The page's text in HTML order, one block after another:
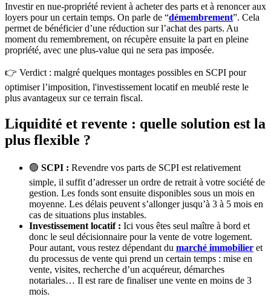
Investir en nue-propriété revient à acheter des parts et à renoncer aux
loyers pour un certain temps. On parle de “démembrement”. Cela
permet de bénéficier d’une réduction sur l’achat des parts. Au
moment du remembrement, on récupère ensuite la part en pleine
propriété, avec une plus-value qui ne sera pas imposée.
👉 Verdict : malgré quelques montages possibles en SCPI pour
optimiser l’imposition, l'investissement locatif en meublé reste le
plus avantageux sur ce terrain fiscal.
Liquidité et revente : quelle solution est la
plus flexible ?
🟢 SCPI : Revendre vos parts de SCPI est relativement
simple, il suffit d’adresser un ordre de retrait à votre société de
gestion. Les fonds sont ensuite disponibles sous un mois en
moyenne. Les délais peuvent s’allonger jusqu’à 3 à 5 mois en
cas de situations plus instables.
Investissement locatif : Ici vous êtes seul maître à bord et
donc le seul décisionnaire pour la vente de votre logement.
Pour autant, vous restez dépendant du marché immobilier et
du processus de vente qui prend un certain temps : mise en
vente, visites, recherche d’un acquéreur, démarches
notariales… Il est rare de finaliser une vente en moins de 3
mois.